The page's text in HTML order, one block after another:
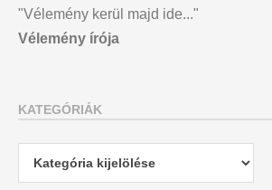
"Vélemény kerül majd ide..."
Vélemény írója
KATEGÓRIÁK
Kategóriák